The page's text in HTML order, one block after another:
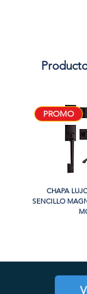
PROMO
CHAPA
SENCILLO